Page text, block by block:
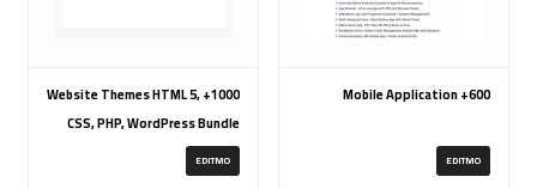
600+ Mobile Application
EDITMO
1000+ Website Themes HTML 5,
CSS, PHP, WordPress Bundle
20240917T145511Z 001 (ZIP)
EDITMO